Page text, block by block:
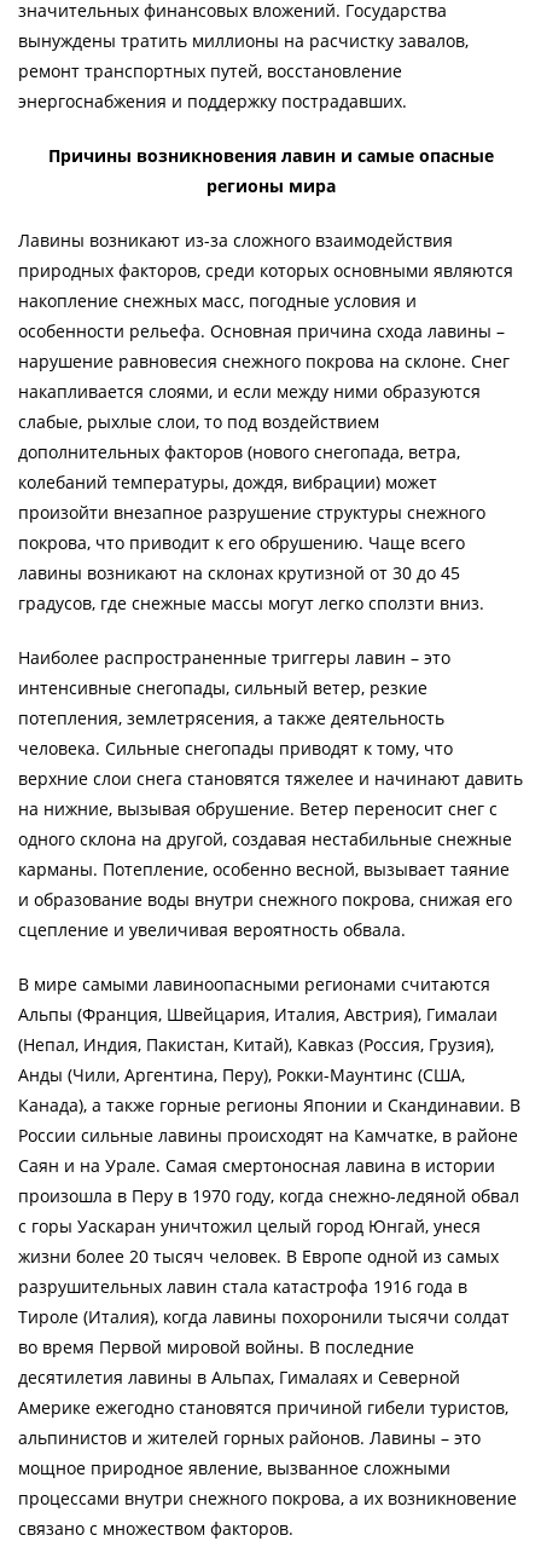
значительных финансовых вложений. Государства
вынуждены тратить миллионы на расчистку завалов,
ремонт транспортных путей, восстановление
энергоснабжения и поддержку пострадавших.
Причины возникновения лавин и самые опасные
регионы мира
Лавины возникают из-за сложного взаимодействия
природных факторов, среди которых основными являются
накопление снежных масс, погодные условия и
особенности рельефа. Основная причина схода лавины –
нарушение равновесия снежного покрова на склоне. Снег
накапливается слоями, и если между ними образуются
слабые, рыхлые слои, то под воздействием
дополнительных факторов (нового снегопада, ветра,
колебаний температуры, дождя, вибрации) может
произойти внезапное разрушение структуры снежного
покрова, что приводит к его обрушению. Чаще всего
лавины возникают на склонах крутизной от 30 до 45
градусов, где снежные массы могут легко сползти вниз.
Наиболее распространенные триггеры лавин – это
интенсивные снегопады, сильный ветер, резкие
потепления, землетрясения, а также деятельность
человека. Сильные снегопады приводят к тому, что
верхние слои снега становятся тяжелее и начинают давить
на нижние, вызывая обрушение. Ветер переносит снег с
одного склона на другой, создавая нестабильные снежные
карманы. Потепление, особенно весной, вызывает таяние
и образование воды внутри снежного покрова, снижая его
сцепление и увеличивая вероятность обвала.
В мире самыми лавиноопасными регионами считаются
Альпы (Франция, Швейцария, Италия, Австрия), Гималаи
(Непал, Индия, Пакистан, Китай), Кавказ (Россия, Грузия),
Анды (Чили, Аргентина, Перу), Рокки-Маунтинс (США,
Канада), а также горные регионы Японии и Скандинавии. В
России сильные лавины происходят на Камчатке, в районе
Саян и на Урале. Самая смертоносная лавина в истории
произошла в Перу в 1970 году, когда снежно-ледяной обвал
с горы Уаскаран уничтожил целый город Юнгай, унеся
жизни более 20 тысяч человек. В Европе одной из самых
разрушительных лавин стала катастрофа 1916 года в
Тироле (Италия), когда лавины похоронили тысячи солдат
во время Первой мировой войны. В последние
десятилетия лавины в Альпах, Гималаях и Северной
Америке ежегодно становятся причиной гибели туристов,
альпинистов и жителей горных районов. Лавины – это
мощное природное явление, вызванное сложными
процессами внутри снежного покрова, а их возникновение
связано с множеством факторов.